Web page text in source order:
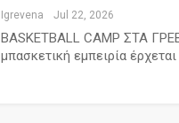
Igrevena Jul 22, 2026
BASKETBALL CAMP ΣΤΑ
μπασκετική εμπειρία